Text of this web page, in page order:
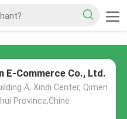
E-Commerce Co., Ltd.
A, Xindi Center, Qimen
Province,Chine